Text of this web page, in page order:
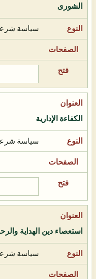
الشورى
سياسة
الكفاءة الإدارية
سياسة
استعصاء دين الهداية
سياسة